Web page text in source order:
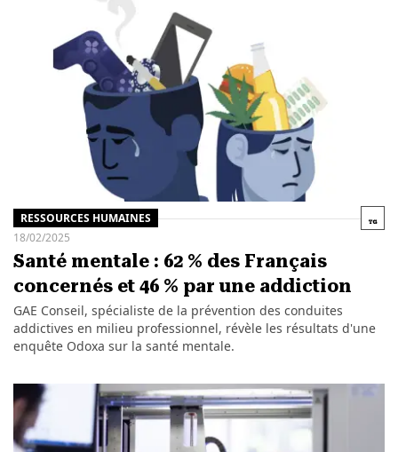
RESSOURCES HUMAINES
18/02/2025
Santé mentale : 62 % des Français
concernés et 46 % par une addiction
GAE Conseil, spécialiste de la prévention des conduites
addictives en milieu professionnel, révèle les résultats d'une
enquête Odoxa sur la santé mentale.